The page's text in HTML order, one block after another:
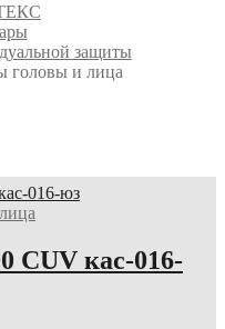
защиты
головы и лица
CUV кас-016-